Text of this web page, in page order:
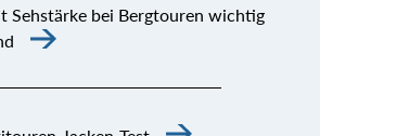
Sehstärke bei Bergtouren wichtig